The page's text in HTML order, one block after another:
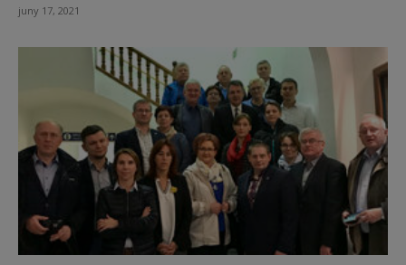
juny 17, 2021